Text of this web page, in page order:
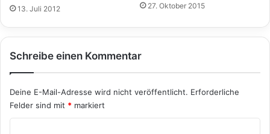
13. Juli 2012 27. Oktober 2015
Schreibe einen Kommentar
Deine E-Mail-Adresse wird nicht veröffentlicht. Erforderliche
Felder sind mit * markiert